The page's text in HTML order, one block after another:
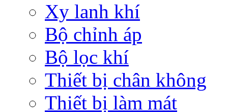
Xy lanh khí
Bộ chỉnh áp
Bộ lọc khí
Thiết bị chân không
Thiết bị làm mát